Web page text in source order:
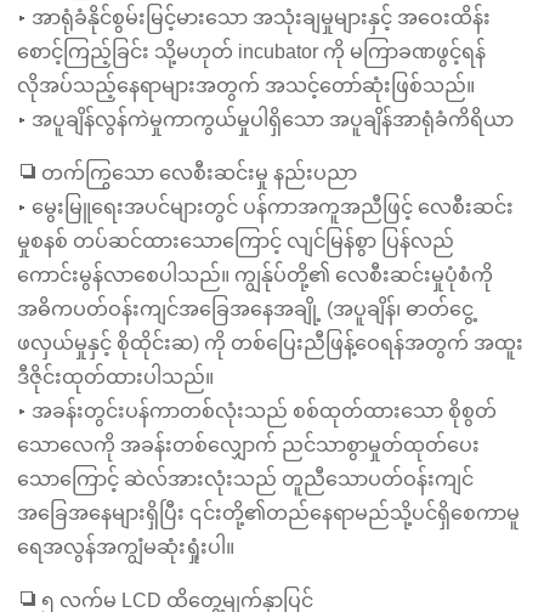
▸ အာရုံခံနိုင်စွမ်းမြင့်မားသော အသုံးချမှုများနှင့် အဝေးထိန်း
စောင့်ကြည့်ခြင်း သို့မဟုတ် incubator ကို မကြာခဏဖွင့်ရန်
လိုအပ်သည့်နေရာများအတွက် အသင့်တော်ဆုံးဖြစ်သည်။
▸ အပူချိန်လွန်ကဲမှုကာကွယ်မှုပါရှိသော အပူချိန်အာရုံခံကိရိယာ
❏ တက်ကြွသော လေစီးဆင်းမှု နည်းပညာ
▸ မွေးမြူရေးအပင်များတွင် ပန်ကာအကူအညီဖြင့် လေစီးဆင်း
မှုစနစ် တပ်ဆင်ထားသောကြောင့် လျင်မြန်စွာ ပြန်လည်
ကောင်းမွန်လာစေပါသည်။ ကျွန်ုပ်တို့၏ လေစီးဆင်းမှုပုံစံကို
အဓိကပတ်ဝန်းကျင်အခြေအနေအချို့ (အပူချိန်၊ ဓာတ်ငွေ့
ဖလှယ်မှုနှင့် စိုထိုင်းဆ) ကို တစ်ပြေးညီဖြန့်ဝေရန်အတွက် အထူး
ဒီဇိုင်းထုတ်ထားပါသည်။
▸ အခန်းတွင်းပန်ကာတစ်လုံးသည် စစ်ထုတ်ထားသော စိုစွတ်
သောလေကို အခန်းတစ်လျှောက် ညင်သာစွာမှုတ်ထုတ်ပေး
သောကြောင့် ဆဲလ်အားလုံးသည် တူညီသောပတ်ဝန်းကျင်
အခြေအနေများရှိပြီး ၎င်းတို့၏တည်နေရာမည်သို့ပင်ရှိစေကာမူ
ရေအလွန်အကျွံမဆုံးရှုံးပါ။
❏ ၅ လက်မ LCD ထိတွေ့မျက်နှာပြင်